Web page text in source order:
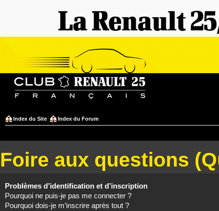
Index du Site Index du Forum
Foire aux questions
Problèmes d’identification et d’inscription
Pourquoi ne puis-je pas me connecter ?
Pourquoi dois-je m’inscrire après tout ?